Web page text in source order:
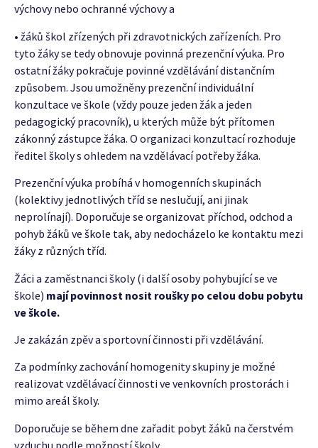
výchovy nebo ochranné výchovy a
• žáků škol zřízených při zdravotnických zařízeních. Pro
tyto žáky se tedy obnovuje povinná prezenční výuka. Pro
ostatní žáky pokračuje povinné vzdělávání distančním
způsobem. Jsou umožněny prezenční individuální
konzultace ve škole (vždy pouze jeden žák a jeden
pedagogický pracovník), u kterých může být přítomen
zákonný zástupce žáka. O organizaci konzultací rozhoduje
ředitel školy s ohledem na vzdělávací potřeby žáka.
Prezenční výuka probíhá v homogenních skupinách
(kolektivy jednotlivých tříd se neslučují, ani jinak
neprolínají). Doporučuje se organizovat příchod, odchod a
pohyb žáků ve škole tak, aby nedocházelo ke kontaktu mezi
žáky z různých tříd.
Žáci a zaměstnanci školy (i další osoby pohybující se ve
škole) mají povinnost nosit roušky po celou dobu pobytu
ve škole.
Je zakázán zpěv a sportovní činnosti při vzdělávání.
Za podmínky zachování homogenity skupiny je možné
realizovat vzdělávací činnosti ve venkovních prostorách i
mimo areál školy.
Doporučuje se během dne zařadit pobyt žáků na čerstvém
vzduchu podle možností školy.